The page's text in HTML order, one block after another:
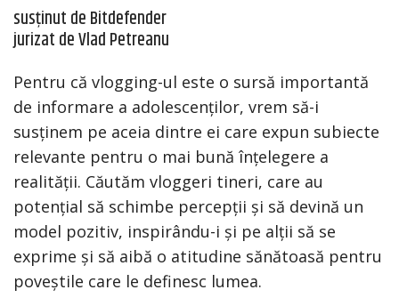
susținut de Bitdefender
jurizat de Vlad Petreanu
Pentru că vlogging-ul este o sursă importantă
de informare a adolescenților, vrem să-i
susținem pe aceia dintre ei care expun subiecte
relevante pentru o mai bună înțelegere a
realității. Căutăm vloggeri tineri, care au
potențial să schimbe percepții și să devină un
model pozitiv, inspirându-i și pe alții să se
exprime și să aibă o atitudine sănătoasă pentru
poveștile care le definesc lumea.